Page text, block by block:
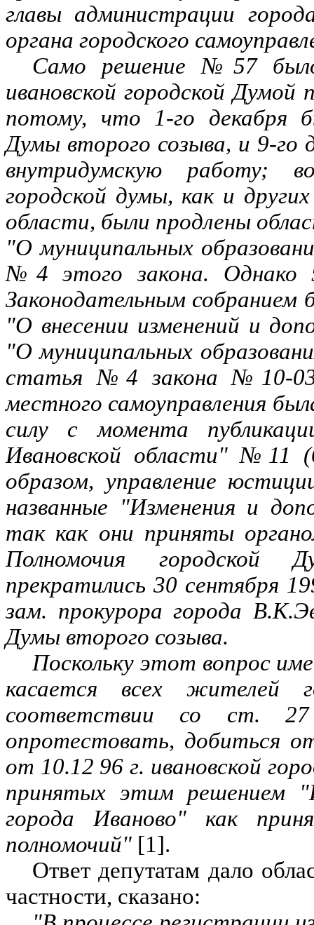
главы администрации
органа городского
Само решение №57
ивановской городской Думой
потому, что 1-го декабря
Думы второго созыва, и 9-го
внутридумскую работу;
городской думы, как и
области, были продлены
"О муниципальных
№4 этого закона. Однако
Законодательным собранием
"О внесении изменений и
"О муниципальных
статья №4 закона №10-03
местного самоуправления
силу с момента
Ивановской области" №11
образом, управление
названные "Изменения и
так как они приняты
Полномочия городской
прекратились 30 сентября
зам. прокурора города
Думы второго созыва.
Поскольку этот вопрос
касается всех жителей
соответствии со ст.
опротестовать, добиться
от 10.12 96 г. ивановской
принятых этим решением
города Иваново" как
полномочий" [1].
Ответ депутатам дало
частности, сказано: